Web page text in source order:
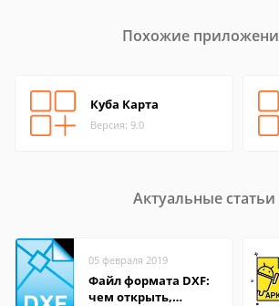
Похожие
Куба Карта
Версия: 9.0
Актуальные статьи
05 февраля 2019
Файл формата DXF:
чем открыть,